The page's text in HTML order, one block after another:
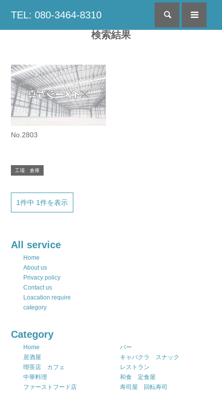
TEL: 080-3464-8310 検索
検索結果
No.2803
工場 倉庫
1件中 1件を表示
All service
Home
About us
Privacy policy
Contact us
Loacation require
category
Category
Home
バー
居酒屋
キャバクラ スナック
喫茶店 カフェ
レストラン
中華料理
和食 定食屋
ファーストフード店
寿司屋 回転寿司